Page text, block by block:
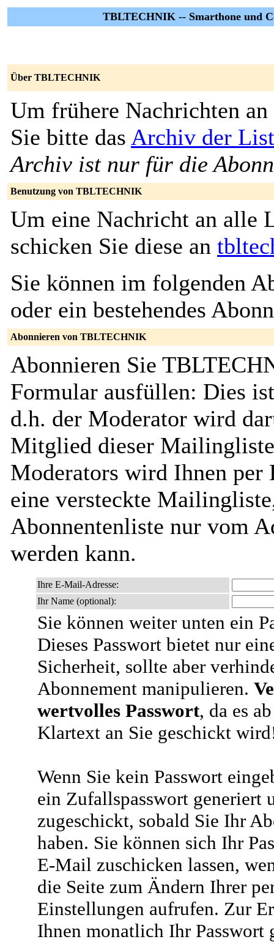
TBLTECHNIK -- Smarthone und
Über TBLTECHNIK
Um frühere Nachrichten an
Sie bitte das Archiv der
Archiv ist nur für die
Benutzung von TBLTECHNIK
Um eine Nachricht an alle
schicken Sie diese an
Sie können im folgenden
oder ein bestehendes
Abonnieren von TBLTECHNIK
Abonnieren Sie
Formular ausfüllen: Dies
d.h. der Moderator wird
Mitglied dieser
Moderators wird Ihnen
eine versteckte
Abonnentenliste nur vom
werden kann.
Ihre E-Mail-Adresse:
Ihr Name (optional):
Sie können weiter unten ein
Dieses Passwort bietet nur
Sicherheit, sollte aber
Abonnement manipulieren.
wertvolles Passwort, da es
Klartext an Sie geschickt
Wenn Sie kein Passwort
ein Zufallspasswort generiert
zugeschickt, sobald Sie Ihr
haben. Sie können sich Ihr
E-Mail zuschicken lassen,
die Seite zum Ändern Ihrer
Einstellungen aufrufen. Zur
Ihnen monatlich Ihr Passwort